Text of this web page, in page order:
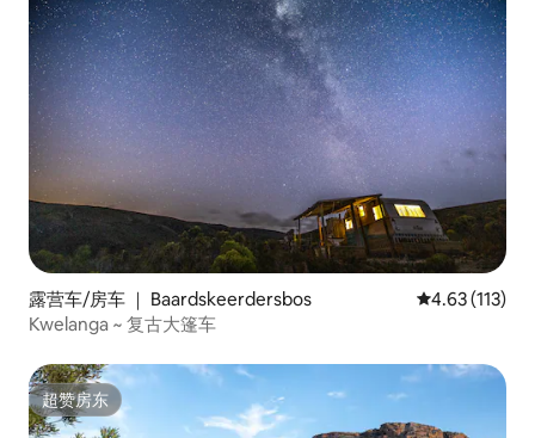
露营车/房车 ｜ Baardskeerdersbos 平均评分 4.63
4.63 (113)
Kwelanga ~ 复古大篷车
超赞房东
超赞房东